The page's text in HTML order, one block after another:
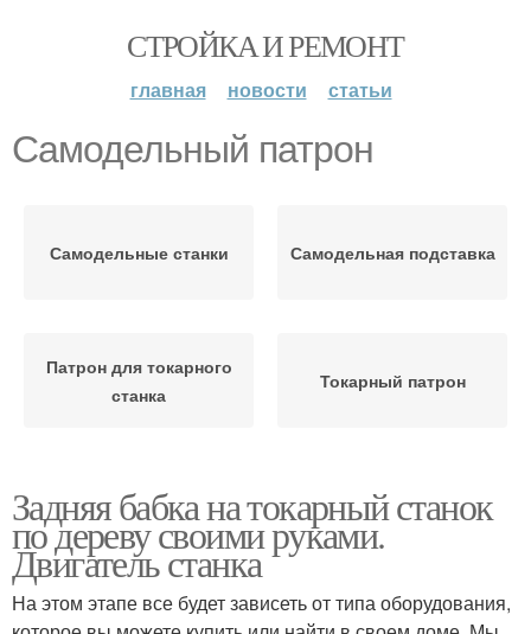
СТРОЙКА И РЕМОНТ
главная новости статьи
Самодельный патрон
Самодельные станки Самодельная подставка
Патрон для токарного
станка
Токарный патрон
Задняя бабка на токарный станок
по дереву своими руками.
Двигатель станка
На этом этапе все будет зависеть от типа оборудования,